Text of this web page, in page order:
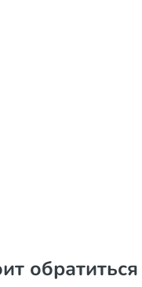
обратиться